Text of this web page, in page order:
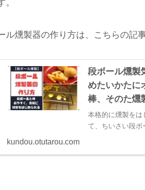
。
ル燻製器の作り方は、こちらの記
段ボール燻製
めたいかたに
棒、そのた燻
本格的に燻製をは
て、ちいさい段
kundou.otutarou.com